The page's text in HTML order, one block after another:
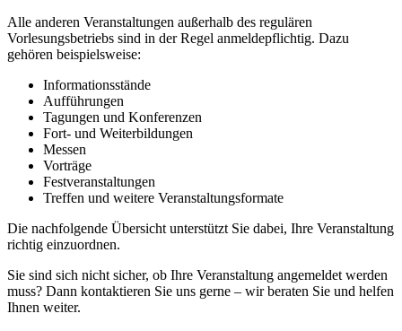
Alle anderen Veranstaltungen außerhalb des regulären
Vorlesungsbetriebs sind in der Regel anmeldepflichtig. Dazu
gehören beispielsweise:
Informationsstände
Aufführungen
Tagungen und Konferenzen
Fort- und Weiterbildungen
Messen
Vorträge
Festveranstaltungen
Treffen und weitere Veranstaltungsformate
Die nachfolgende Übersicht unterstützt Sie dabei, Ihre Veranstaltung
richtig einzuordnen.
Sie sind sich nicht sicher, ob Ihre Veranstaltung angemeldet werden
muss? Dann kontaktieren Sie uns gerne – wir beraten Sie und helfen
Ihnen weiter.